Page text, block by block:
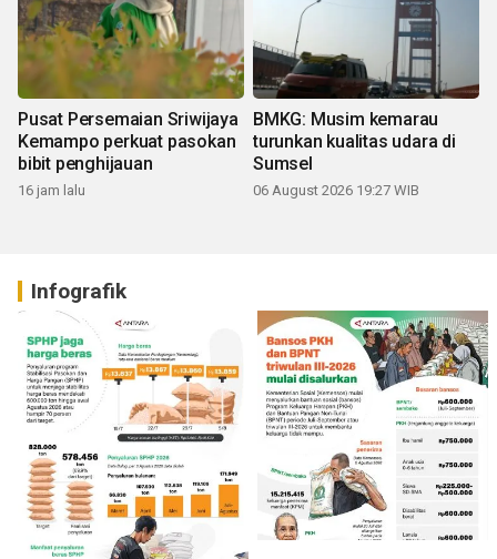
Pusat Persemaian Sriwijaya
Kemampo perkuat pasokan
bibit penghijauan
16 jam lalu
BMKG: Musim kemarau
turunkan kualitas udara di
Sumsel
06 August 2026 19:27 WIB
Infografik